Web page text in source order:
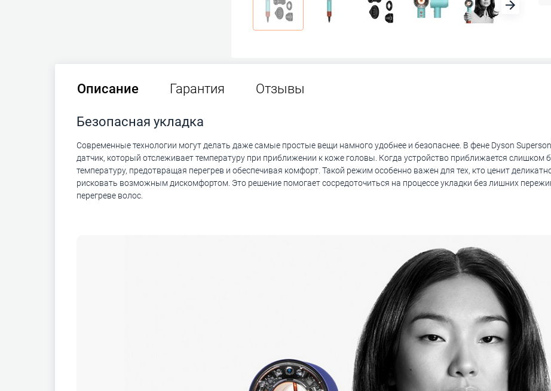
Описание Гарантия Отзывы
Безопасная укладка
Современные технологии могут делать даже самые простые вещи намного удобнее и безопаснее. В фене Dyson
датчик, который отслеживает температуру при приближении к коже головы. Когда устройство приближается слишком
температуру, предотвращая перегрев и обеспечивая комфорт. Такой режим особенно важен для тех, кто ценит
рисковать возможным дискомфортом. Это решение помогает сосредоточиться на процессе укладки без лишних
перегреве волос.